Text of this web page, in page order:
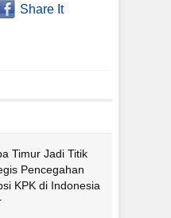
Share It
Timur Jadi Titik
Pencegahan
KPK di Indonesia